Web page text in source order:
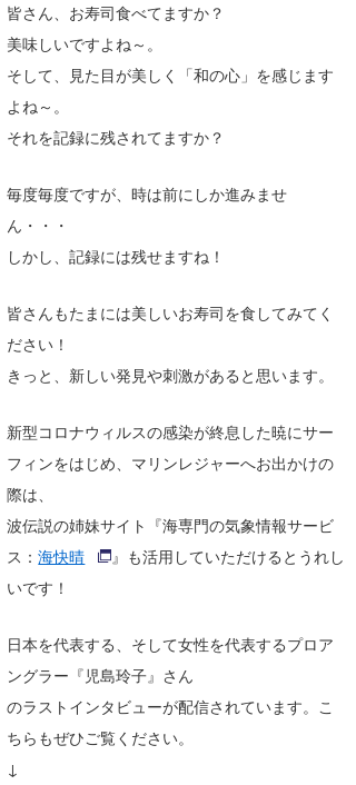
皆さん、お寿司食べてますか？
美味しいですよね～。
そして、見た目が美しく「和の心」を感じます
よね～。
それを記録に残されてますか？
毎度毎度ですが、時は前にしか進みませ
ん・・・
しかし、記録には残せますね！
皆さんもたまには美しいお寿司を食してみてく
ださい！
きっと、新しい発見や刺激があると思います。
新型コロナウィルスの感染が終息した暁にサー
フィンをはじめ、マリンレジャーへお出かけの
際は、
波伝説の姉妹サイト『海専門の気象情報サービ
ス：海快晴
』も活用していただけるとうれし
いです！
日本を代表する、そして女性を代表するプロア
ングラー『児島玲子』さん
のラストインタビューが配信されています。こ
ちらもぜひご覧ください。
↓